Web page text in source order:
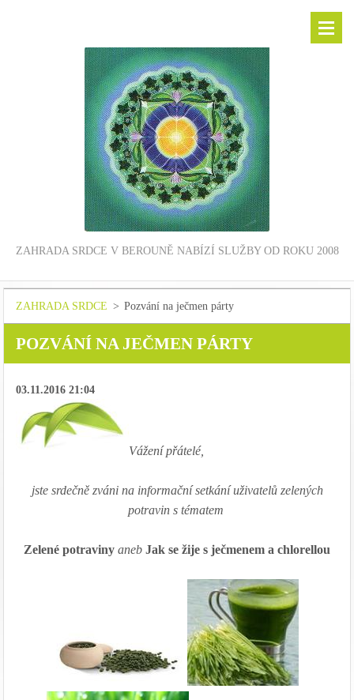
ZAHRADA SRDCE V BEROUNĚ NABÍZÍ SLUŽBY OD ROKU 2008
ZAHRADA SRDCE > Pozvání na ječmen párty
POZVÁNÍ NA JEČMEN PÁRTY
03.11.2016 21:04
Vážení přátelé,
jste srdečně zváni na informační setkání uživatelů zelených
potravin s tématem
Zelené potraviny aneb Jak se žije s ječmenem a chlorellou